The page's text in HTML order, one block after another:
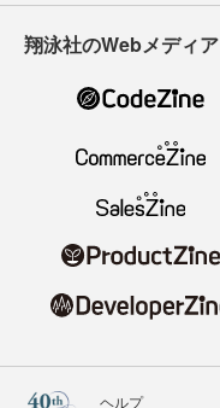
翔泳社のWebメディア
ヘルプ